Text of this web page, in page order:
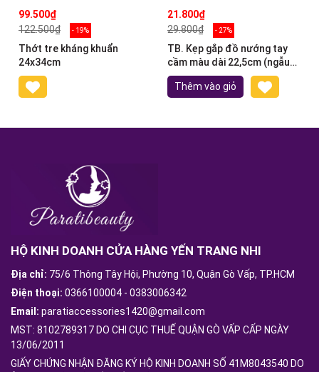
99.500₫
122.500₫
- 19%
Thớt tre kháng khuẩn
24x34cm
21.800₫
29.800₫
- 27%
TB. Kẹp gắp đồ nướng tay
cầm màu dài 22,5cm (ngẫu
nhiên)
Thêm vào giỏ
HỘ KINH DOANH CỬA HÀNG YẾN TRANG NHI
Địa chỉ: 75/6 Thông Tây Hội, Phường 10, Quận Gò Vấp, TP.HCM
Điện thoại: 0366100004 - 0383006342
Email: paratiaccessories1420@gmail.com
MST: 8102789317 DO CHI CỤC THUẾ QUẬN GÒ VẤP CẤP NGÀY
13/06/2011
GIẤY CHỨNG NHẬN ĐĂNG KÝ HỘ KINH DOANH SỐ 41M8043540 DO